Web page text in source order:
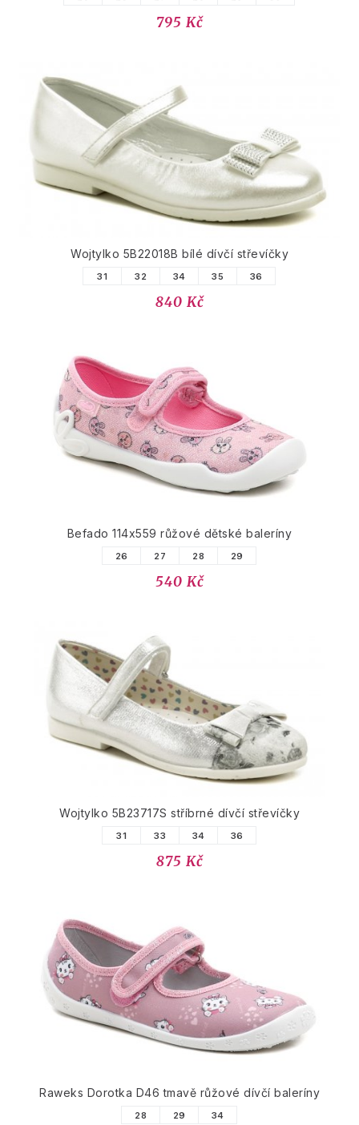
795 Kč
Wojtylko 5B22018B bílé dívčí střevíčky
31 32 34 35 36
840 Kč
Befado 114x559 růžové dětské baleríny
26 27 28 29
540 Kč
Wojtylko 5B23717S stříbrné dívčí střevíčky
31 33 34 36
875 Kč
Raweks Dorotka D46 tmavě růžové dívčí baleríny
28 29 34